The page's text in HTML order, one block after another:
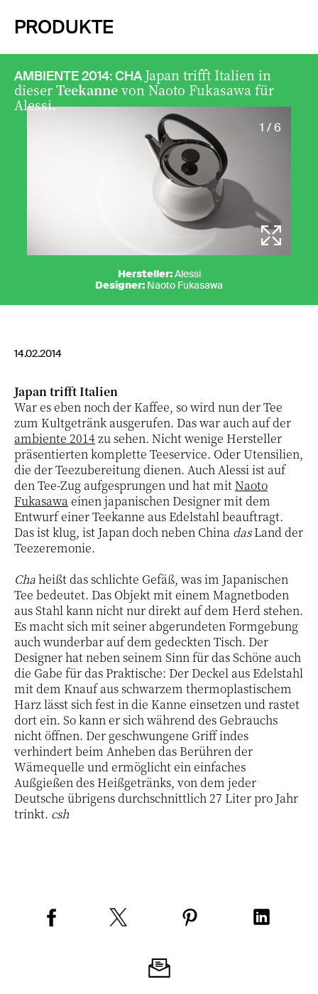
PRODUKTE
AMBIENTE 2014: CHA Japan trifft Italien in
dieserTeekannevon Naoto Fukasawa für
Alessi.
1 / 6
Hersteller:Alessi
Designer: Naoto Fukasawa
14.02.2014
Japan trifft Italien
War es eben noch der Kaffee, so wird nun der Tee
zum Kultgetränk ausgerufen. Das war auch auf der
ambiente 2014zu sehen. Nicht wenige Hersteller
präsentierten komplette Teeservice. Oder Utensilien,
die der Teezubereitung dienen. Auch Alessi ist auf
den Tee-Zug aufgesprungen und hat mitNaoto
Fukasawaeinen japanischen Designer mit dem
Entwurf einer Teekanne aus Edelstahl beauftragt.
Das ist klug, ist Japan doch neben China dasLand der
Teezeremonie.
Chaheißt das schlichte Gefäß, was im Japanischen
Tee bedeutet. Das Objekt mit einem Magnetboden
aus Stahl kann nicht nur direkt auf dem Herd stehen.
Es macht sich mit seiner abgerundeten Formgebung
auch wunderbar auf dem gedeckten Tisch. Der
Designer hat neben seinem Sinn für das Schöne auch
die Gabe für das Praktische: Der Deckel aus Edelstahl
mit dem Knauf aus schwarzem thermoplastischem
Harz lässt sich fest in die Kanne einsetzen und rastet
dort ein. So kann er sich während des Gebrauchs
nicht öffnen. Der geschwungene Griff indes
verhindert beim Anheben das Berühren der
Wämequelle und ermöglicht ein einfaches
Außgießen des Heißgetränks, von dem jeder
Deutsche übrigens durchschnittlich 27 Liter pro Jahr
trinkt. csh